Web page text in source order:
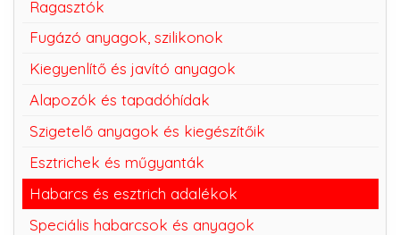
Ragasztók
Fugázó anyagok, szilikonok
Kiegyenlítő és javító anyagok
Alapozók és tapadóhídak
Szigetelő anyagok és kiegészítőik
Esztrichek és műgyanták
Habarcs és esztrich adalékok
Speciális habarcsok és anyagok